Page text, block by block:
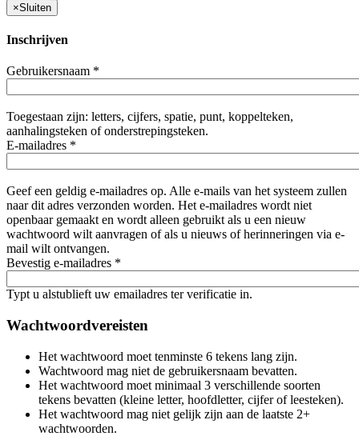
×Sluiten
Inschrijven
Gebruikersnaam *
Toegestaan zijn: letters, cijfers, spatie, punt, koppelteken,
aanhalingsteken of onderstrepingsteken.
E-mailadres *
Geef een geldig e-mailadres op. Alle e-mails van het systeem zullen
naar dit adres verzonden worden. Het e-mailadres wordt niet
openbaar gemaakt en wordt alleen gebruikt als u een nieuw
wachtwoord wilt aanvragen of als u nieuws of herinneringen via e-
mail wilt ontvangen.
Bevestig e-mailadres *
Typt u alstublieft uw emailadres ter verificatie in.
Wachtwoordvereisten
Het wachtwoord moet tenminste 6 tekens lang zijn.
Wachtwoord mag niet de gebruikersnaam bevatten.
Het wachtwoord moet minimaal 3 verschillende soorten
tekens bevatten (kleine letter, hoofdletter, cijfer of leesteken).
Het wachtwoord mag niet gelijk zijn aan de laatste 2+
wachtwoorden.